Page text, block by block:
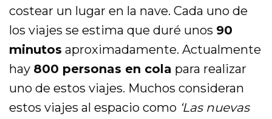
costear un lugar en la nave. Cada uno de
los viajes se estima que duré unos 90
minutos aproximadamente. Actualmente
hay 800 personas en cola para realizar
uno de estos viajes. Muchos consideran
estos viajes al espacio como ‘Las nuevas